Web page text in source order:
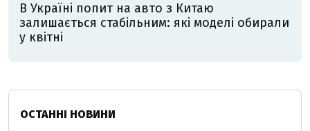
В Україні попит на авто з Китаю
залишається стабільним: які моделі обирали
у квітні
ОСТАННІ НОВИНИ